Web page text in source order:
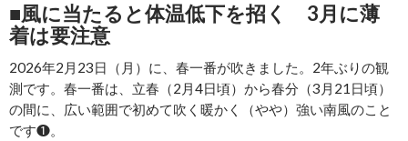
■風に当たると体温低下を招く 3月に薄
着は要注意
2026年2月23日（月）に、春一番が吹きました。2年ぶりの観
測です。春一番は、立春（2月4日頃）から春分（3月21日頃）
の間に、広い範囲で初めて吹く暖かく（やや）強い南風のこと
です❶。